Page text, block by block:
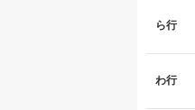
ら行
わ行